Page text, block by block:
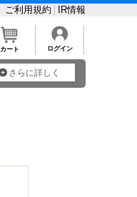
ご利用規約 IR情報
カート ログイン
さらに詳しく